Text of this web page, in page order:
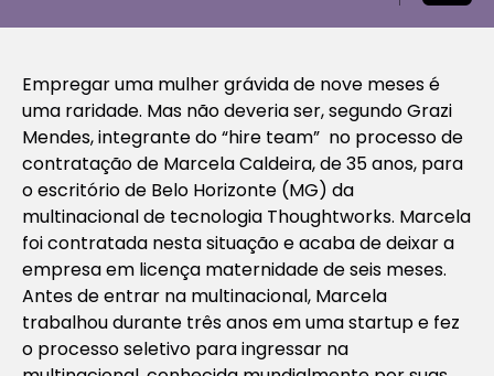
Empregar uma mulher grávida de nove meses é
uma raridade. Mas não deveria ser, segundo Grazi
Mendes, integrante do “hire team” no processo de
contratação de Marcela Caldeira, de 35 anos, para
o escritório de Belo Horizonte (MG) da
multinacional de tecnologia Thoughtworks. Marcela
foi contratada nesta situação e acaba de deixar a
empresa em licença maternidade de seis meses.
Antes de entrar na multinacional, Marcela
trabalhou durante três anos em uma startup e fez
o processo seletivo para ingressar na